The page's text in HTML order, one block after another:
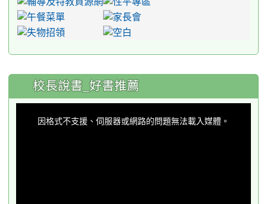
:::
校長說書_好書推薦
因格式不支援、伺服器或網路的問題無法載入媒體。